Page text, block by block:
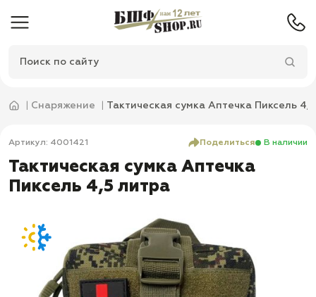
Снаряжение Тактическая сумка Аптечка Пиксель
Артикул: 4001421 Поделиться В наличии
Тактическая сумка Аптечка
Пиксель 4,5 литра